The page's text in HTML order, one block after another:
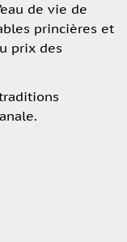
de vie de
princières et
prix des